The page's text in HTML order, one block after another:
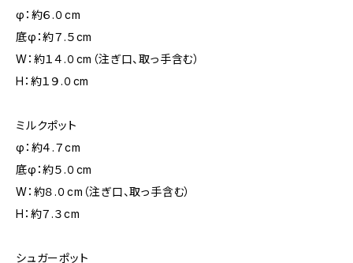
φ：約６.０cm
底φ：約７.５cm
W：約１４.０cm（注ぎ口、取っ手含む）
H：約１９.０cm
ミルクポット
φ：約４.７cm
底φ：約５.０cm
W：約８.０cm（注ぎ口、取っ手含む）
H：約７.３cm
シュガーポット